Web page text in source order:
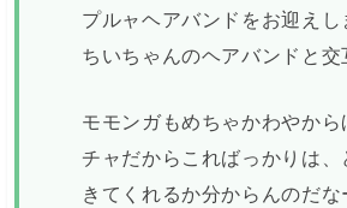
プルャヘアバンドをお迎え
ちいちゃんのヘアバンドと交
モモンガもめちゃかわやか
チャだからこればっかりは
きてくれるか分からんのだな